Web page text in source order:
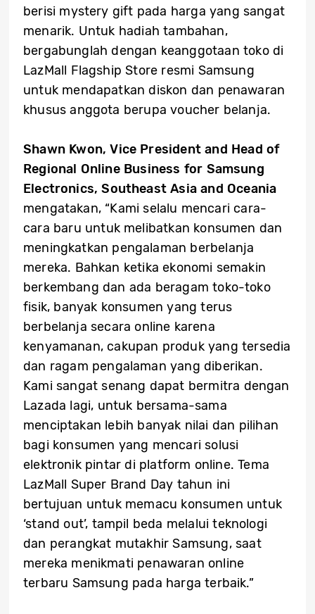
berisi mystery gift pada harga yang sangat
menarik. Untuk hadiah tambahan,
bergabunglah dengan keanggotaan toko di
LazMall Flagship Store resmi Samsung
untuk mendapatkan diskon dan penawaran
khusus anggota berupa voucher belanja.
Shawn Kwon, Vice President and Head of
Regional Online Business for Samsung
Electronics, Southeast Asia and Oceania
mengatakan, “Kami selalu mencari cara-
cara baru untuk melibatkan konsumen dan
meningkatkan pengalaman berbelanja
mereka. Bahkan ketika ekonomi semakin
berkembang dan ada beragam toko-toko
fisik, banyak konsumen yang terus
berbelanja secara online karena
kenyamanan, cakupan produk yang tersedia
dan ragam pengalaman yang diberikan.
Kami sangat senang dapat bermitra dengan
Lazada lagi, untuk bersama-sama
menciptakan lebih banyak nilai dan pilihan
bagi konsumen yang mencari solusi
elektronik pintar di platform online. Tema
LazMall Super Brand Day tahun ini
bertujuan untuk memacu konsumen untuk
‘stand out’, tampil beda melalui teknologi
dan perangkat mutakhir Samsung, saat
mereka menikmati penawaran online
terbaru Samsung pada harga terbaik.”